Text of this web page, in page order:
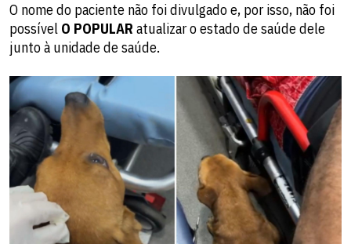
O nome do paciente não foi divulgado e, por isso, não foi
possível O POPULAR atualizar o estado de saúde dele
junto à unidade de saúde.